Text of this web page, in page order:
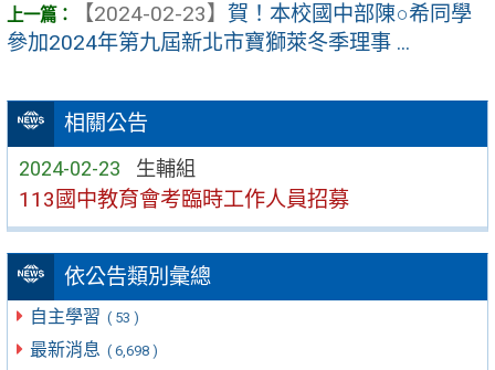
相關公告
2024-02-23 生輔組
113國中教育會考臨時工作人員招募
依公告類別彙總
自主學習 ( 53 )
最新消息 ( 6,698 )
【2024-02-23】 賀！本校國中部陳○希同學
參加2024年第九屆新北市寶獅萊冬季理事 ...